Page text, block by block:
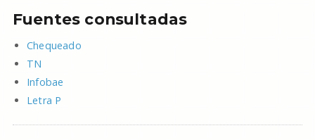
Fuentes consultadas
Chequeado
TN
Infobae
Letra P